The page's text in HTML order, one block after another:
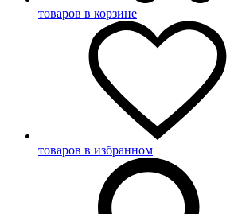
товаров в корзине
товаров в избранном